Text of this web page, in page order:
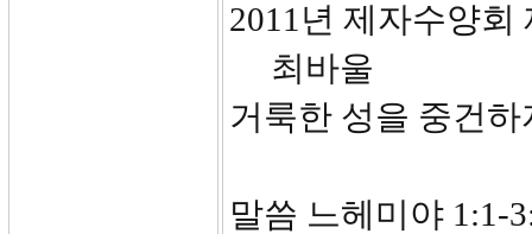
2011년
최바울
거룩한 성을 중건하
말씀 느헤미야 1:1-